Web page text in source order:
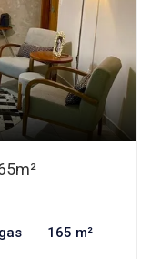
165 m²